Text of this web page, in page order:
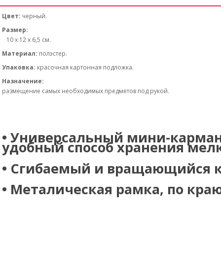
Цвет: черный.
Размер:
10 х 12 х 6,5 см.
Материал: полэстер.
Упаковка: красочная картонная подложка.
Назначение:
размещение самых необходимых предметов под рукой.
• Универсальный мини-карман
удобный способ хранения
• Сгибаемый и вращающийся
• Металическая рамка, по